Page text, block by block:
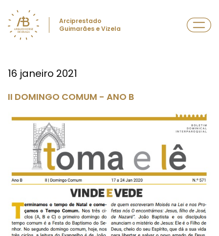
Arciprestado
Guimarães e Vizela
16 janeiro 2021
II DOMINGO COMUM - ANO B